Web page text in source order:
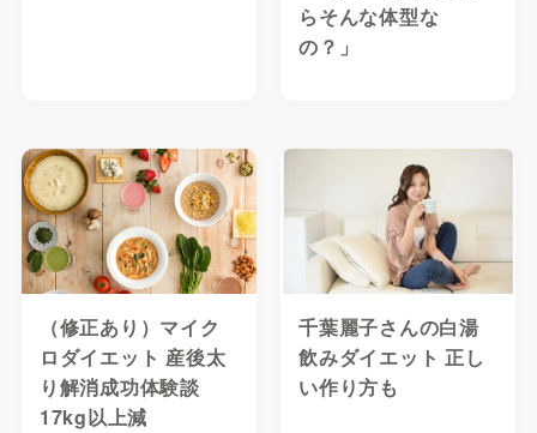
らそんな体型な
の？」
（修正あり）マイク
ロダイエット 産後太
り解消成功体験談
17kg以上減
千葉麗子さんの白湯
飲みダイエット 正し
い作り方も